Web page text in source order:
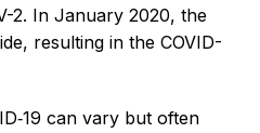
2. In January 2020, the
resulting in the COVID-
can vary but often